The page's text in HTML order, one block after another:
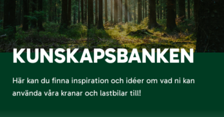
KUNSKAPSBANKEN
Här kan du finna inspiration och idéer om vad ni kan
använda våra kranar och lastbilar till!